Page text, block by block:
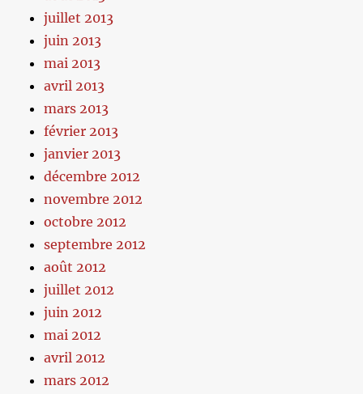
juillet 2013
juin 2013
mai 2013
avril 2013
mars 2013
février 2013
janvier 2013
décembre 2012
novembre 2012
octobre 2012
septembre 2012
août 2012
juillet 2012
juin 2012
mai 2012
avril 2012
mars 2012